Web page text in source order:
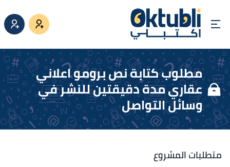
مطلوب كتابة نص برومو اعلاني
عقاري مدة دقيقتين للنشر في
وسائل التواصل
متطلبات المشروع